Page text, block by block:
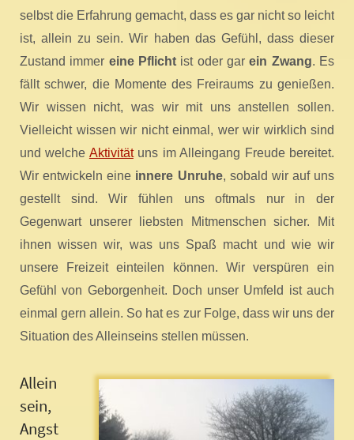
selbst die Erfahrung gemacht, dass es gar nicht so leicht
ist, allein zu sein. Wir haben das Gefühl, dass dieser
Zustand immer eine Pflicht ist oder garein Zwang. Es
fällt schwer, die Momente des Freiraums zu genießen.
Wir wissen nicht, was wir mit uns anstellen sollen.
Vielleicht wissen wir nicht einmal, wer wir wirklich sind
und welche Aktivitätuns im Alleingang Freude bereitet.
Wir entwickeln eine innere Unruhe, sobald wir auf uns
gestellt sind. Wir fühlen uns oftmals nur in der
Gegenwart unserer liebsten Mitmenschen sicher. Mit
ihnen wissen wir, was uns Spaß macht und wie wir
unsere Freizeit einteilen können. Wir verspüren ein
Gefühl von Geborgenheit. Doch unser Umfeld ist auch
einmal gern allein. So hat es zur Folge, dass wir uns der
Situation des Alleinseins stellen müssen.
Allein
sein,
Angst